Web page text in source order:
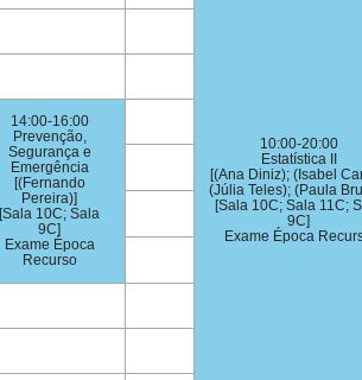
10:00-20:00
Estatística II
[(Ana Diniz); (Isabel
(Júlia Teles); (Paula
[Sala 10C; Sala 11C;
9C]
Exame Época
14:00-16:00
Prevenção,
Segurança e
Emergência
[(Fernando
Pereira)]
[Sala 10C; Sala
9C]
Exame Época
Recurso